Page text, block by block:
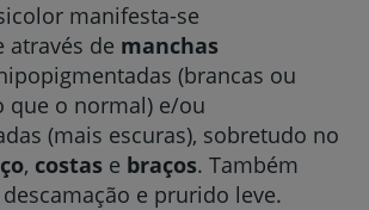
manifesta-se
através de manchas
(brancas ou
que o normal) e/ou
(mais escuras), sobretudo no
, costas e braços. Também
e prurido leve.